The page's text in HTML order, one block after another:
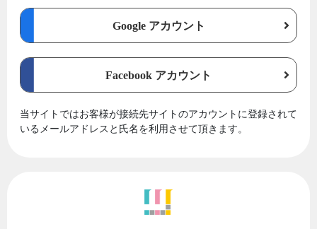
Google アカウント
Facebook アカウント
当サイトではお客様が接続先サイトのアカウントに登録されて
いるメールアドレスと氏名を利用させて頂きます。